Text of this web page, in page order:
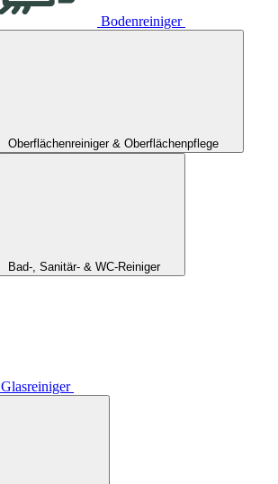
Bodenreiniger
Oberflächenreiniger & Oberflächenpflege
Bad-, Sanitär- & WC-Reiniger
Glasreiniger